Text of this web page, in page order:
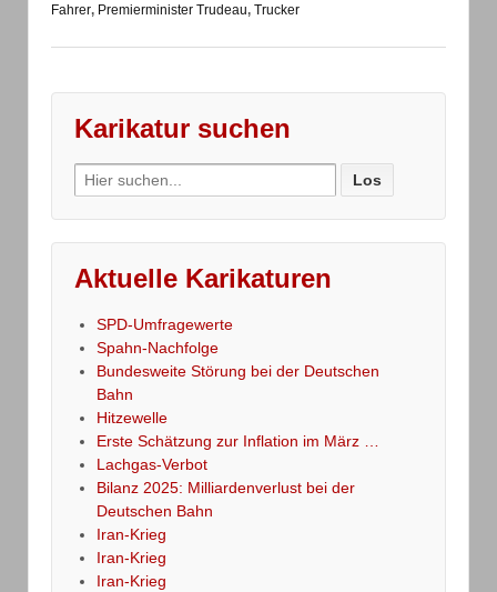
Fahrer, Premierminister Trudeau, Trucker
Karikatur suchen
Search
for:
Aktuelle Karikaturen
SPD-Umfragewerte
Spahn-Nachfolge
Bundesweite Störung bei der Deutschen
Bahn
Hitzewelle
Erste Schätzung zur Inflation im März …
Lachgas-Verbot
Bilanz 2025: Milliardenverlust bei der
Deutschen Bahn
Iran-Krieg
Iran-Krieg
Iran-Krieg